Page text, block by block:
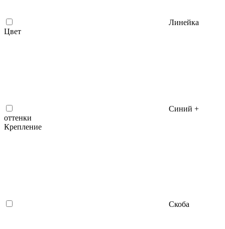
Линейка
Цвет
Синий +
оттенки
Крепление
Скоба